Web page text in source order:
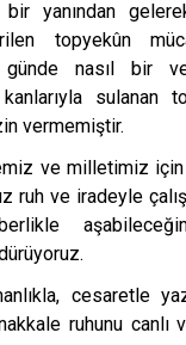
yanından
topyekûn
nasıl bir
sulanan
vermemiştir.
ve milletimiz
ruh ve iradeyle
cesaretle
ruhunu